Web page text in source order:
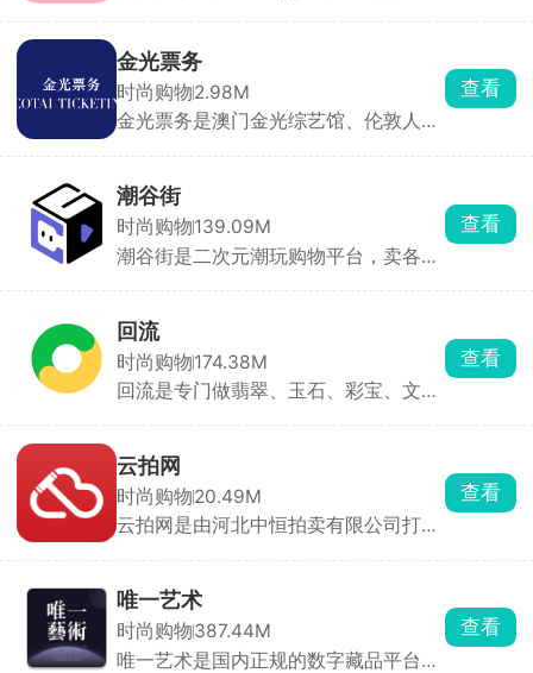
名照、海报以及明星同款好物等等，价
格明细，每一件商品都有详情的介绍，
正品包邮，秒拍秒发，快速送达粉丝们
的手上。
金光票务
时尚购物2.98M
金光票务是澳门金光综艺馆、伦敦人综
音乐会、艺术展，比如 teamLab 展览
票也在这里发售。开票时是排队等候模
式，提前注册账号、填好个人信息能节
省时间，支持在线选座，购票成功后有
通知。
查看
潮谷街
时尚购物139.09M
潮谷街是二次元潮玩购物平台，卖各类
现场拆盒，盲盒能看到库存和概率，相
对透明。商品配有防伪编码，能够核验
真伪。还支持藏品二手寄售、拼团抢
购。喜欢收集谷、玩卡牌盲盒的同好可
查看
回流
时尚购物174.38M
回流是专门做翡翠、玉石、彩宝、文玩
手里闲置翡翠、首饰想出手，可以走寄
拍竞拍，多个商家出价竞价，最高 48
小时出结果，价格满意就能回款，觉得
出价不合适平台还能包邮退回。
查看
云拍网
时尚购物20.49M
云拍网是由河北中恒拍卖有限公司打造
安全有保障，价格透明，在这里可以随
时拍卖心仪的物品，以好价得手，买卖
交易非常的安全放心。
查看
唯一艺术
时尚购物387.44M
唯一艺术是国内正规的数字藏品平台，
查看